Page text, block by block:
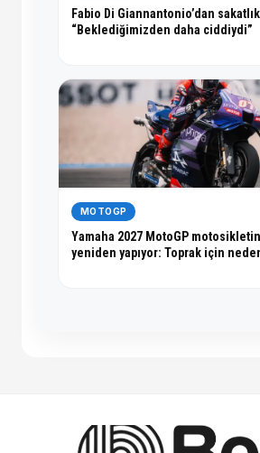
Fabio Di Giannantonio’dan
“Beklediğimizden daha ciddiydi”
MOTOGP
Yamaha 2027 MotoGP
yeniden yapıyor: Toprak için